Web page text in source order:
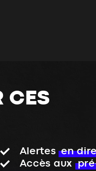
CES
Alertes en
Accès aux